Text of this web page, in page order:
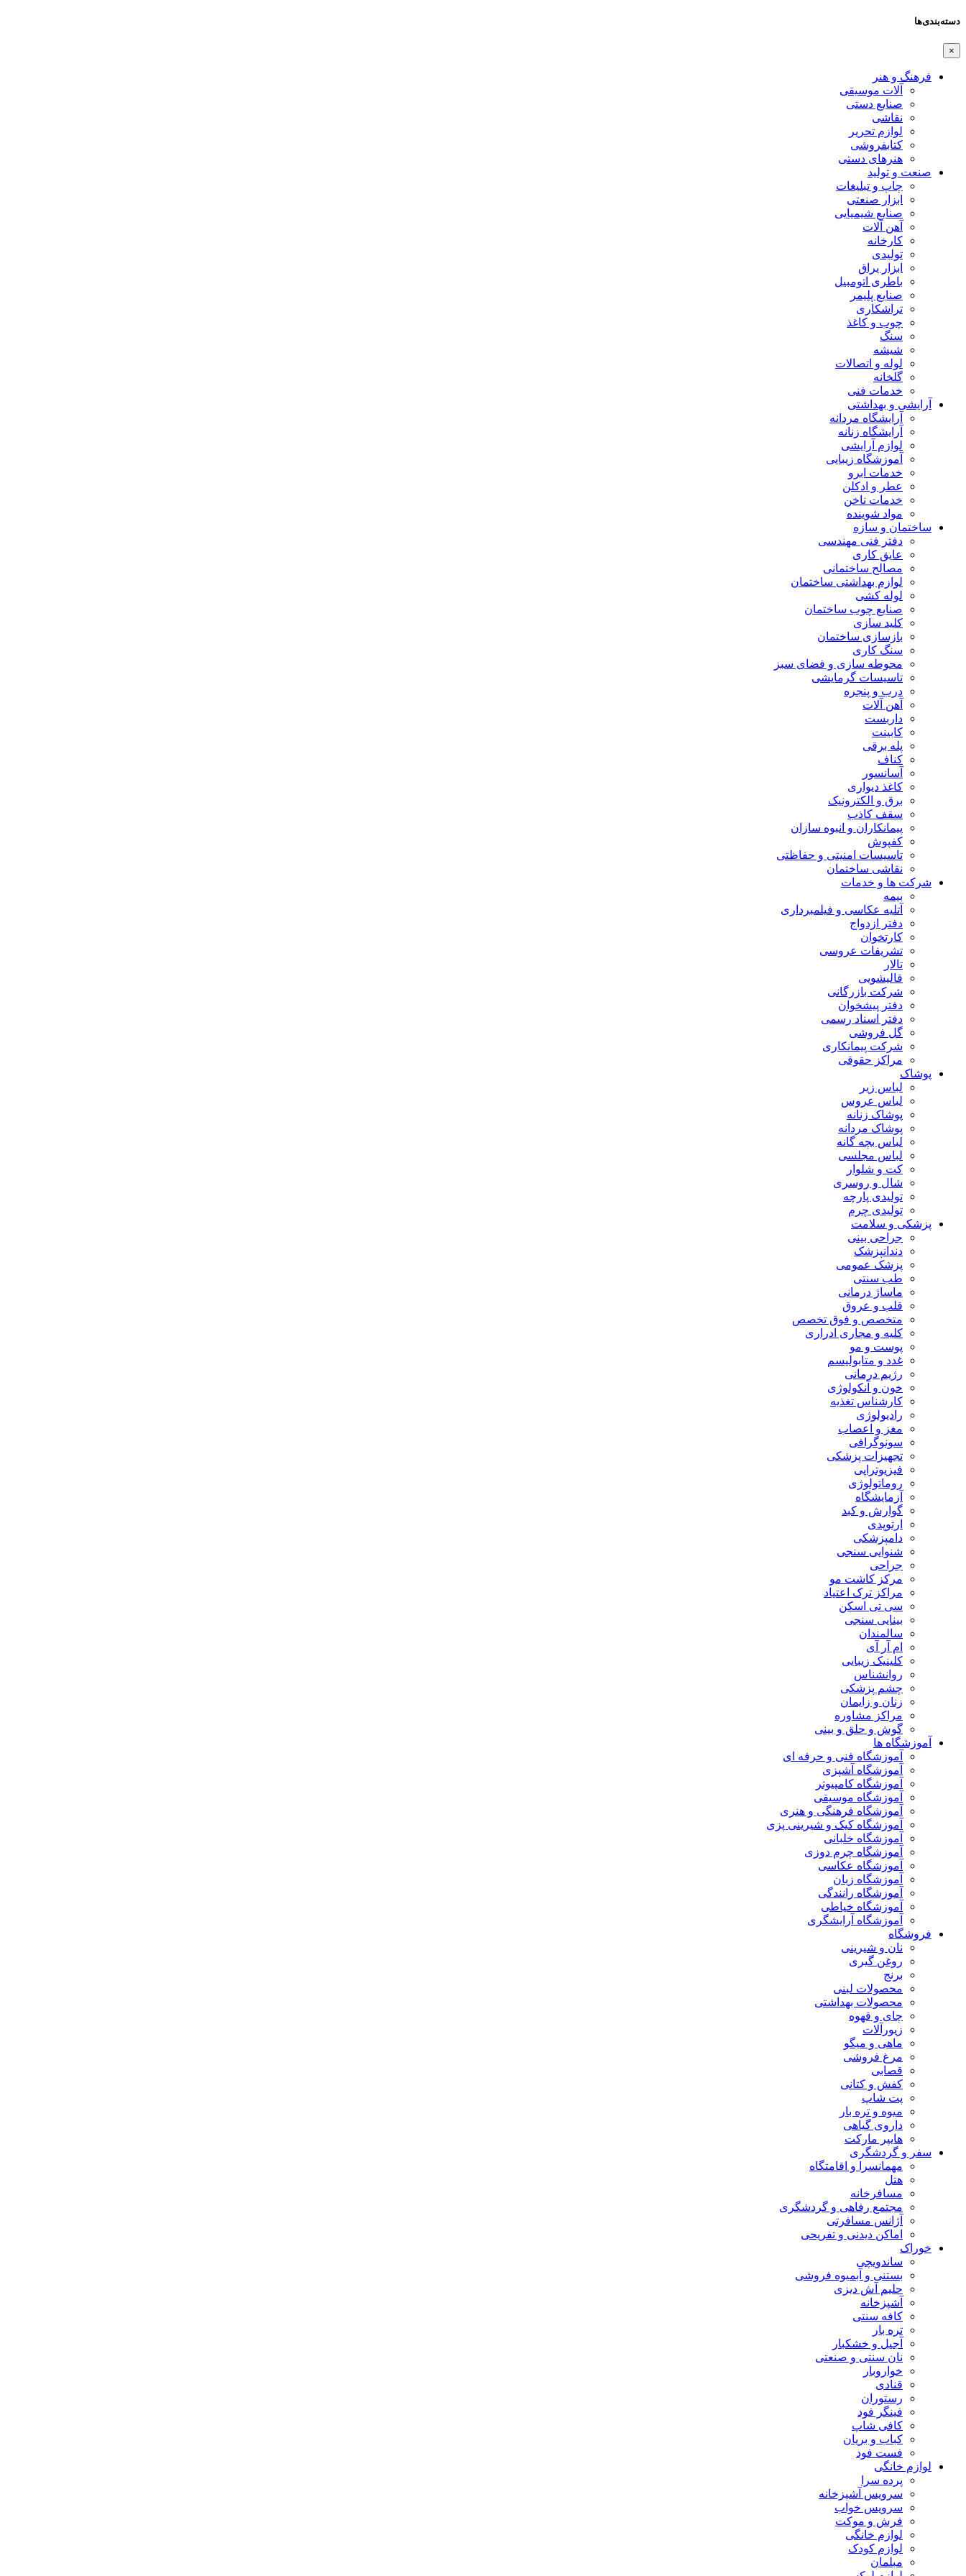
دسته‌بندی‌ها
×
فرهنگ و هنر
آلات موسیقی
صنایع دستی
نقاشی
لوازم تحریر
کتابفروشی
هنرهای دستی
صنعت و تولید
چاپ و تبلیغات
ابزار صنعتی
صنایع شیمیایی
آهن آلات
کارخانه
تولیدی
ابزار یراق
باطری اتومبیل
صنایع پلیمر
تراشکاری
چوب و کاغذ
سنگ
شیشه
لوله و اتصالات
گلخانه
خدمات فنی
آرایشی و بهداشتی
آرایشگاه مردانه
آرایشگاه زنانه
لوازم آرایشی
آموزشگاه زیبایی
خدمات ابرو
عطر و ادکلن
خدمات ناخن
مواد شوینده
ساختمان و سازه
دفتر فنی مهندسی
عایق کاری
مصالح ساختمانی
لوازم بهداشتی ساختمان
لوله کشی
صنایع چوب ساختمان
کلید سازی
بازسازی ساختمان
سنگ کاری
محوطه سازی و فضای سبز
تاسیسات گرمایشی
درب و پنجره
آهن آلات
داربست
کابینت
پله برقی
کناف
آسانسور
کاغذ دیواری
برق و الکترونیک
سقف کاذب
پیمانکاران و انبوه سازان
کفپوش
تاسیسات امنیتی و حفاظتی
نقاشی ساختمان
شرکت ها و خدمات
بیمه
آتلیه عکاسی و فیلمبرداری
دفتر ازدواج
کارتخوان
تشریفات عروسی
تالار
قالیشویی
شرکت بازرگانی
دفتر پیشخوان
دفتر اسناد رسمی
گل فروشی
شرکت پیمانکاری
مراکز حقوقی
پوشاک
لباس زیر
لباس عروس
پوشاک زنانه
پوشاک مردانه
لباس بچه گانه
لباس مجلسی
کت و شلوار
شال و روسری
تولیدی پارچه
تولیدی چرم
پزشکی و سلامت
جراحی بینی
دندانپزشک
پزشک عمومی
طب سنتی
ماساژ درمانی
قلب و عروق
متخصص و فوق تخصص
کلیه و مجاری ادراری
پوست و مو
غدد و متابولیسم
رژیم درمانی
خون و آنکولوژی
کارشناس تغذیه
رادیولوژی
مغز و اعصاب
سونوگرافی
تجهیزات پزشکی
فیزیوتراپی
روماتولوژی
آزمایشگاه
گوارش و کبد
ارتوپدی
دامپزشکی
شنوایی سنجی
جراحی
مرکز کاشت مو
مراکز ترک اعتیاد
سی تی اسکن
بینایی سنجی
سالمندان
ام آر آی
کلینیک زیبایی
روانشناس
چشم پزشکی
زنان و زایمان
مراکز مشاوره
گوش و حلق و بینی
آموزشگاه ها
آموزشگاه فنی و حرفه ای
آموزشگاه آشپزی
آموزشگاه کامپیوتر
آموزشگاه موسیقی
آموزشگاه فرهنگی و هنری
آموزشگاه کیک و شیرینی پزی
آموزشگاه خلبانی
آموزشگاه چرم دوزی
آموزشگاه عکاسی
آموزشگاه زبان
آموزشگاه رانندگی
آموزشگاه خیاطی
آموزشگاه آرایشگری
فروشگاه
نان و شیرینی
روغن گیری
برنج
محصولات لبنی
محصولات بهداشتی
چای و قهوه
زیورآلات
ماهی و میگو
مرغ فروشی
قصابی
کفش و کتانی
پت شاپ
میوه و تره بار
داروی گیاهی
هایپر مارکت
سفر و گردشگری
مهمانسرا و اقامتگاه
هتل
مسافرخانه
مجتمع رفاهی و گردشگری
آژانس مسافرتی
اماکن دیدنی و تفریحی
خوراک
ساندویچی
بستنی و آبمیوه فروشی
حلیم آش دیزی
آشپزخانه
کافه سنتی
تره بار
آجیل و خشکبار
نان سنتی و صنعتی
خواروبار
قنادی
رستوران
فینگر فود
کافی شاپ
کباب و بریان
فست فود
لوازم خانگی
پرده سرا
سرویس آشپزخانه
سرویس خواب
فرش و موکت
لوازم خانگی
لوازم کودک
مبلمان